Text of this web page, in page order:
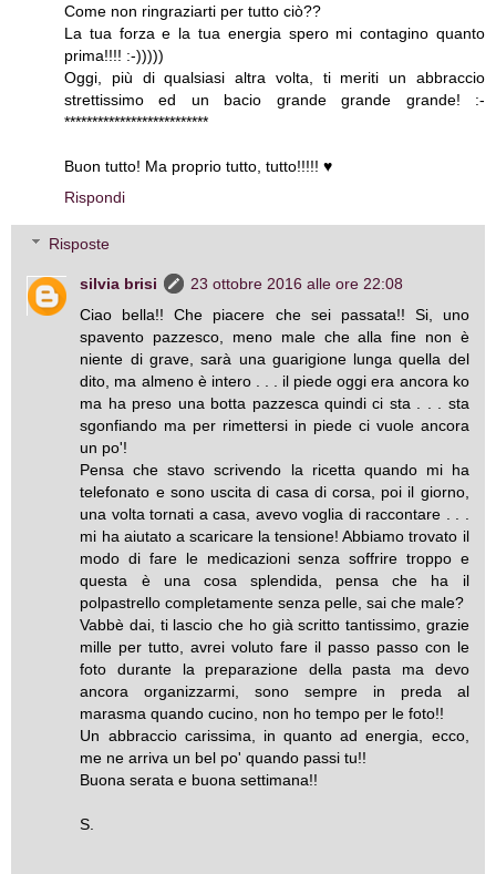
Come non ringraziarti per tutto ciò??
La tua forza e la tua energia spero mi contagino quanto
prima!!!! :-)))))
Oggi, più di qualsiasi altra volta, ti meriti un abbraccio
strettissimo ed un bacio grande grande grande! :-
**************************
Buon tutto! Ma proprio tutto, tutto!!!!! ♥
Rispondi
Risposte
silvia brisi
23 ottobre 2016 alle ore 22:08
Ciao bella!! Che piacere che sei passata!! Si, uno
spavento pazzesco, meno male che alla fine non è
niente di grave, sarà una guarigione lunga quella del
dito, ma almeno è intero . . . il piede oggi era ancora ko
ma ha preso una botta pazzesca quindi ci sta . . . sta
sgonfiando ma per rimettersi in piede ci vuole ancora
un po'!
Pensa che stavo scrivendo la ricetta quando mi ha
telefonato e sono uscita di casa di corsa, poi il giorno,
una volta tornati a casa, avevo voglia di raccontare . . .
mi ha aiutato a scaricare la tensione! Abbiamo trovato il
modo di fare le medicazioni senza soffrire troppo e
questa è una cosa splendida, pensa che ha il
polpastrello completamente senza pelle, sai che male?
Vabbè dai, ti lascio che ho già scritto tantissimo, grazie
mille per tutto, avrei voluto fare il passo passo con le
foto durante la preparazione della pasta ma devo
ancora organizzarmi, sono sempre in preda al
marasma quando cucino, non ho tempo per le foto!!
Un abbraccio carissima, in quanto ad energia, ecco,
me ne arriva un bel po' quando passi tu!!
Buona serata e buona settimana!!
S.